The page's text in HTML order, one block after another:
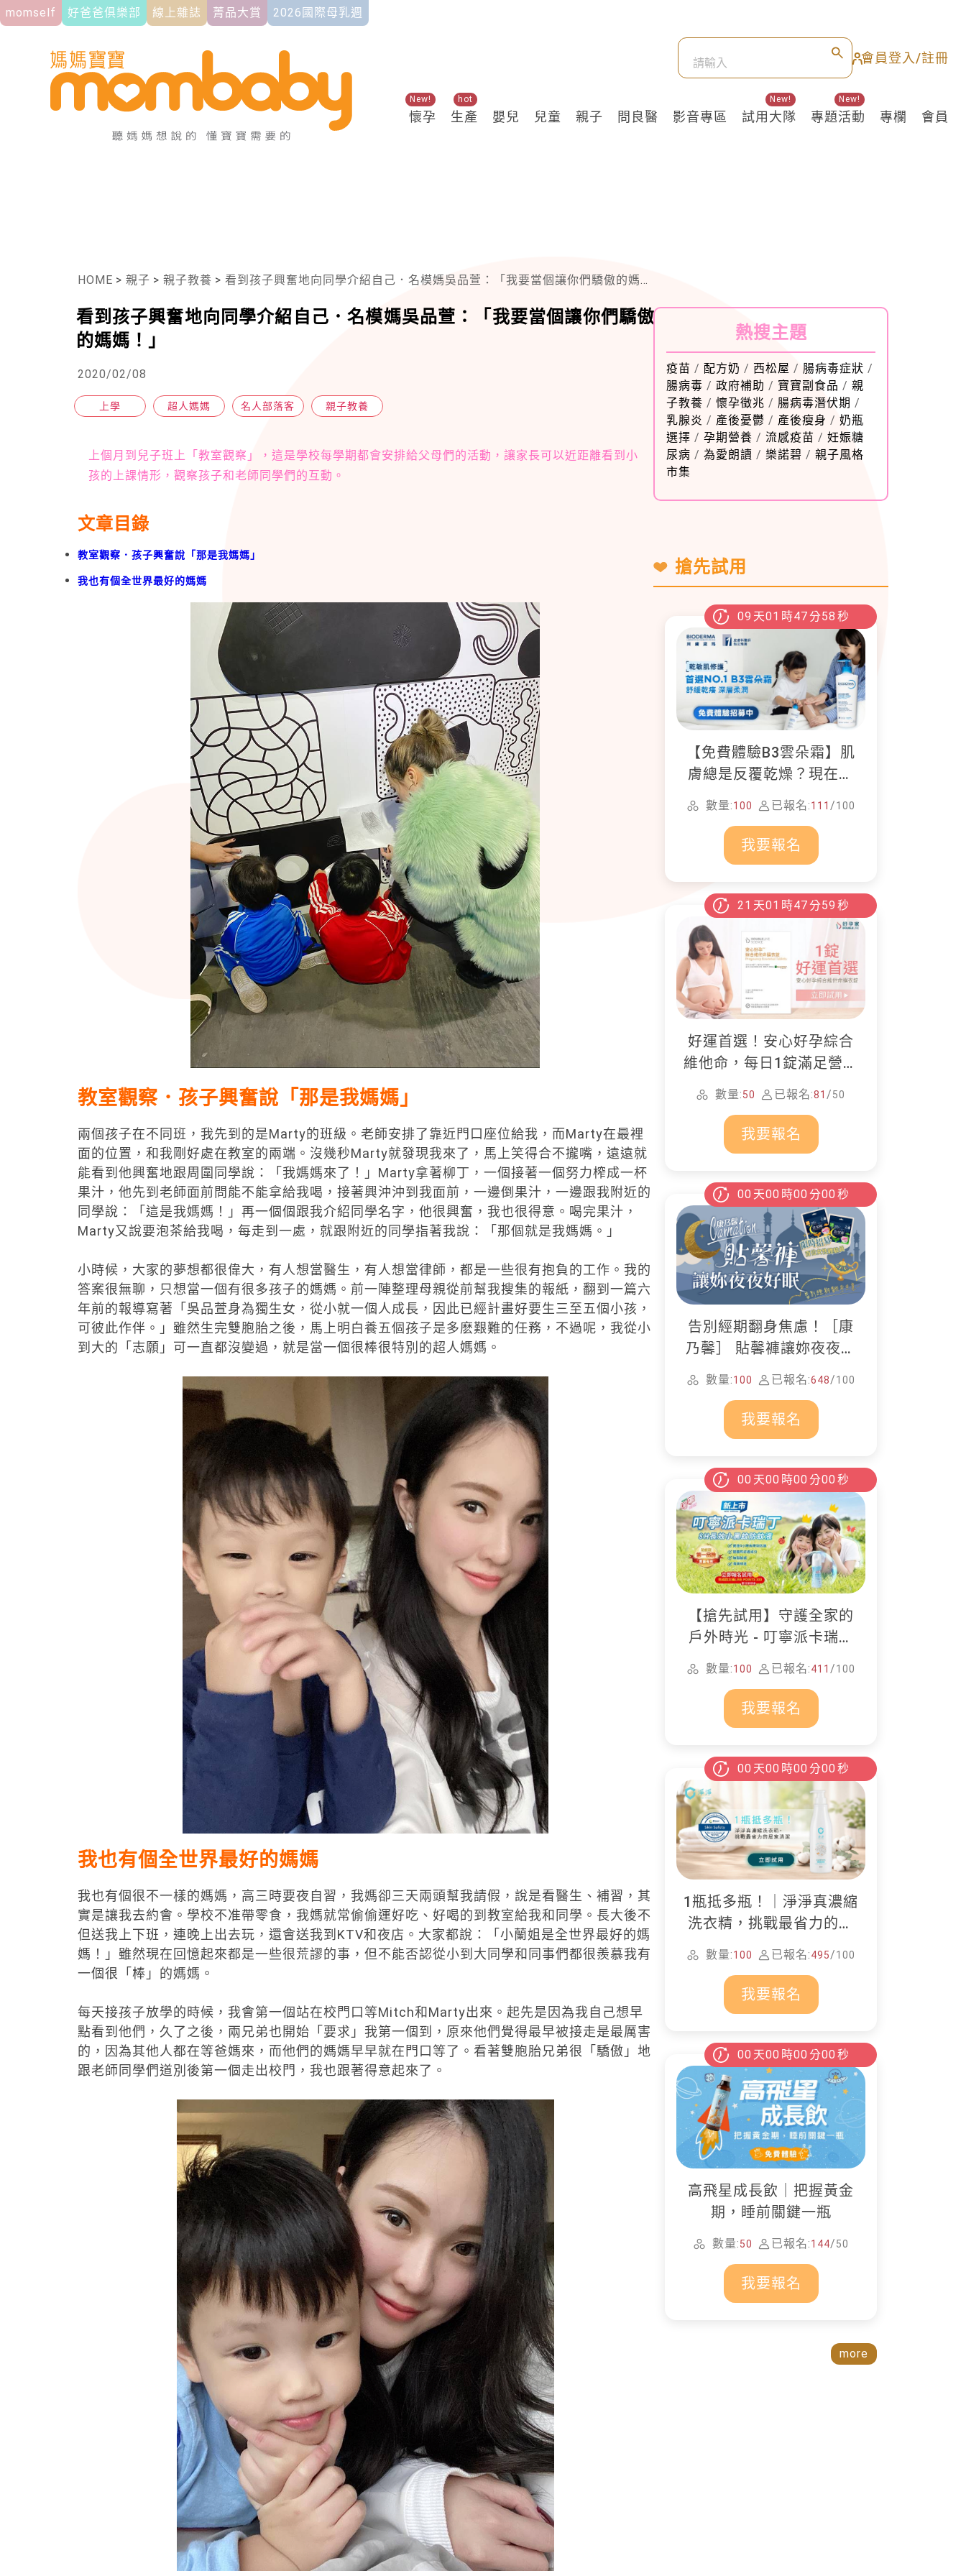
momself 好爸爸俱樂部 線上雜誌 菁品大賞 2026國際母乳週
會員登入/註冊
懷孕
New!
生產
hot
嬰兒 兒童 親子 問良醫 影音專區 試用大隊
New!
專題活動
New!
專欄 會員
HOME > 親子 > 親子教養 > 看到孩子興奮地向同學介紹自己．名模媽吳品萱：「我要當個讓你們驕傲的媽媽！」
看到孩子興奮地向同學介紹自己．名模媽吳品萱：「我要當個讓你們驕傲
的媽媽！」
2020/02/08
上學 超人媽媽 名人部落客 親子教養
上個月到兒子班上「教室觀察」，這是學校每學期都會安排給父母們的活動，讓家長可以近距離看到小
孩的上課情形，觀察孩子和老師同學們的互動。
文章目錄
教室觀察．孩子興奮說「那是我媽媽」
我也有個全世界最好的媽媽
教室觀察．孩子興奮說「那是我媽媽」
兩個孩子在不同班，我先到的是Marty的班級。老師安排了靠近門口座位給我，而Marty在最裡
面的位置，和我剛好處在教室的兩端。沒幾秒Marty就發現我來了，馬上笑得合不攏嘴，遠遠就
能看到他興奮地跟周圍同學說：「我媽媽來了！」Marty拿著柳丁，一個接著一個努力榨成一杯
果汁，他先到老師面前問能不能拿給我喝，接著興沖沖到我面前，一邊倒果汁，一邊跟我附近的
同學說：「這是我媽媽！」再一個個跟我介紹同學名字，他很興奮，我也很得意。喝完果汁，
Marty又說要泡茶給我喝，每走到一處，就跟附近的同學指著我說：「那個就是我媽媽。」
小時候，大家的夢想都很偉大，有人想當醫生，有人想當律師，都是一些很有抱負的工作。我的
答案很無聊，只想當一個有很多孩子的媽媽。前一陣整理母親從前幫我搜集的報紙，翻到一篇六
年前的報導寫著「吳品萱身為獨生女，從小就一個人成長，因此已經計畫好要生三至五個小孩，
可彼此作伴。」雖然生完雙胞胎之後，馬上明白養五個孩子是多麽艱難的任務，不過呢，我從小
到大的「志願」可一直都沒變過，就是當一個很棒很特別的超人媽媽。
我也有個全世界最好的媽媽
我也有個很不一樣的媽媽，高三時要夜自習，我媽卻三天兩頭幫我請假，說是看醫生、補習，其
實是讓我去約會。學校不准帶零食，我媽就常偷偷運好吃、好喝的到教室給我和同學。長大後不
但送我上下班，連晚上出去玩，還會送我到KTV和夜店。大家都說：「小蘭姐是全世界最好的媽
媽！」雖然現在回憶起來都是一些很荒謬的事，但不能否認從小到大同學和同事們都很羨慕我有
一個很「棒」的媽媽。
每天接孩子放學的時候，我會第一個站在校門口等Mitch和Marty出來。起先是因為我自己想早
點看到他們，久了之後，兩兄弟也開始「要求」我第一個到，原來他們覺得最早被接走是最厲害
的，因為其他人都在等爸媽來，而他們的媽媽早早就在門口等了。看著雙胞胎兄弟很「驕傲」地
跟老師同學們道別後第一個走出校門，我也跟著得意起來了。
熱搜主題
疫苗 / 配方奶 / 西松屋 / 腸病毒症狀 /
腸病毒 / 政府補助 / 寶寶副食品 / 親
子教養 / 懷孕徵兆 / 腸病毒潛伏期 /
乳腺炎 / 產後憂鬱 / 產後瘦身 / 奶瓶
選擇 / 孕期營養 / 流感疫苗 / 妊娠糖
尿病 / 為愛朗讀 / 樂諾碧 / 親子風格
市集
搶先試用
09 天01 時47分57 秒
【免費體驗B3雲朵霜】肌
膚總是反覆乾燥？現在就
加入貝膚黛瑪修護體驗計
畫！
數量:100 已報名:111 /100
我要報名
21 天01 時47分58 秒
好運首選！安心好孕綜合
維他命，每日1錠滿足營養
所需
數量:50 已報名:81 /50
我要報名
00 天00 時00 分00 秒
告別經期翻身焦慮！［康
乃馨］ 貼馨褲讓妳夜夜好
數量:100 已報名:648/100
我要報名
00 天00 時00 分00 秒
【搶先試用】守護全家的
戶外時光 - 叮寧派卡瑞丁
防蚊液
數量:100 已報名:411 /100
我要報名
00 天00 時00 分00 秒
1瓶抵多瓶！｜淨淨真濃縮
洗衣精，挑戰最省力的居
家清潔
數量:100 已報名:495/100
我要報名
00 天00 時00 分00 秒
高飛星成長飲｜把握黃金
期，睡前關鍵一瓶
數量:50 已報名:144/50
我要報名
more